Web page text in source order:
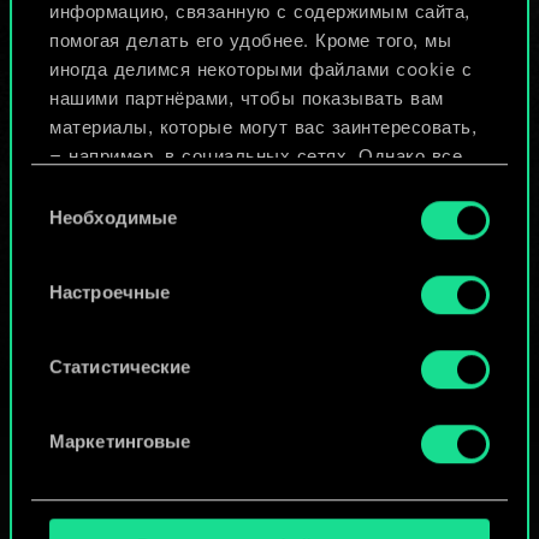
информацию, связанную с содержимым сайта,
помогая делать его удобнее. Кроме того, мы
иногда делимся некоторыми файлами cookie с
нашими партнёрами, чтобы показывать вам
материалы, которые могут вас заинтересовать,
— например, в социальных сетях. Однако все
разрешения.
Найти подробную информацию о том, как мы
используем ваши файлы cookie, и изменить
«Настройки» ниже.
согласия
Необходимые
Настроечные
Статистические
Маркетинговые
Назвать колоду и описать её
Изменить колоду
ИЛИ
Просмотреть колоды